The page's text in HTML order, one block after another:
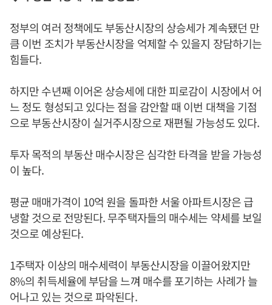
정부의 여러 정책에도 부동산시장의 상승세가 계속됐던 만
큼 이번 조치가 부동산시장을 억제할 수 있을지 장담하기는
힘들다.
하지만 수년째 이어온 상승세에 대한 피로감이 시장에서 어
느 정도 형성되고 있다는 점을 감안할 때 이번 대책을 기점
으로 부동산시장이 실거주시장으로 재편될 가능성도 있다.
투자 목적의 부동산 매수시장은 심각한 타격을 받을 가능성
이 높다.
평균 매매가격이 10억 원을 돌파한 서울 아파트시장은 급
냉할 것으로 전망된다. 무주택자들의 매수세는 약세를 보일
것으로 예상된다.
1주택자 이상의 매수세력이 부동산시장을 이끌어왔지만
8%의 취득세율에 부담을 느껴 매수를 포기하는 사례가 늘
어나고 있는 것으로 파악된다.